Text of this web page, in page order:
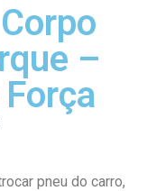
–
pneu do carro,